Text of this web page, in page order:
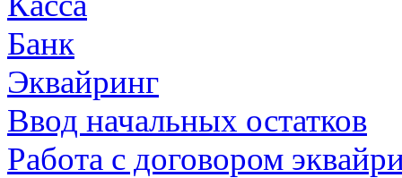
Банк
Эквайринг
Ввод начальных остатков
Работа с договором